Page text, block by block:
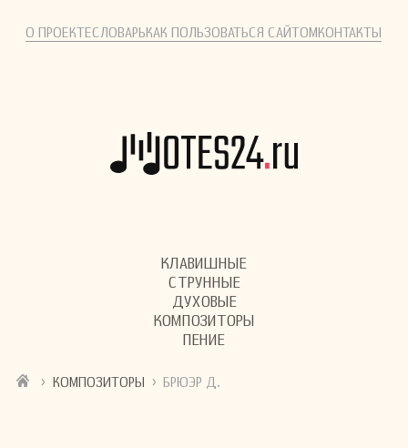
О ПРОЕКТЕСЛОВАРЬКАК ПОЛЬЗОВАТЬСЯ САЙТОМКОНТАКТЫ
КЛАВИШНЫЕ
СТРУННЫЕ
ДУХОВЫЕ
КОМПОЗИТОРЫ
ПЕНИЕ
› КОМПОЗИТОРЫ › БРЮЭР Д.